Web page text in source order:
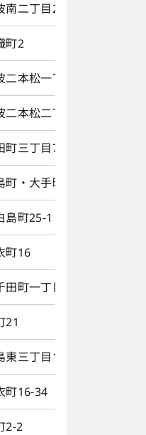
二丁目2-53
町2
本松一丁目1
本松二丁目11
町三丁目7
・大手町一丁目
島町25-1
町16
町一丁目
21
東三丁目1
町16-34
2-2